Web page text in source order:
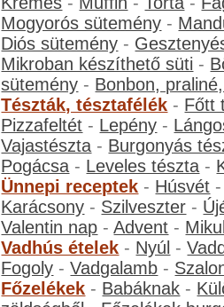
Mogyorós sütemény -
Diós sütemény -
Mikroban készíthető süti -
sütemény - Bonbon,
Tészták, tésztafélék - Főtt
Pizzafeltét - Lepény -
Vajastészta - Burgonyás
Pogácsa - Leveles tészta -
Ünnepi receptek - Húsvét
Karácsony - Szilveszter -
Valentin nap -Advent -
Vadhús ételek - Nyúl -
Fogoly -Vadgalamb -
Főzelékek - Babáknak -